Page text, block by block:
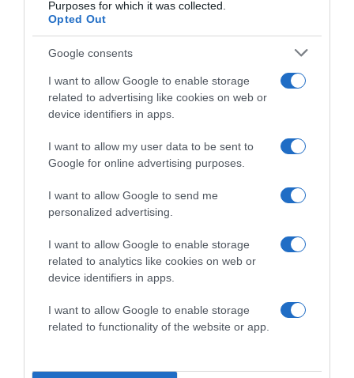
Purposes for which it was collected.
Opted Out
Google consents
I want to allow Google to enable storage
related to advertising like cookies on web or
device identifiers in apps.
I want to allow my user data to be sent to
Google for online advertising purposes.
I want to allow Google to send me
personalized advertising.
I want to allow Google to enable storage
related to analytics like cookies on web or
device identifiers in apps.
I want to allow Google to enable storage
related to functionality of the website or app.
Csökkenti a vérnyomást, és védi a szívet